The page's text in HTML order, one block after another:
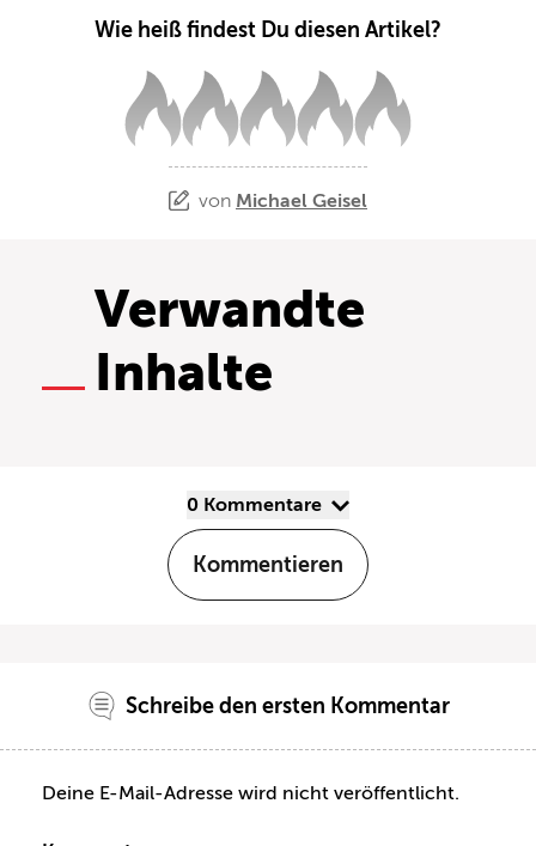
Wie heiß findest Du diesen Artikel?
von Michael Geisel
Verwandte
Inhalte
0 Kommentare
Kommentieren
Schreibe den ersten Kommentar
Deine E-Mail-Adresse wird nicht veröffentlicht.